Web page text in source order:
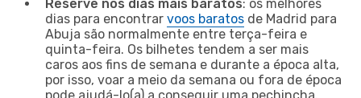
Reserve nos dias mais baratos: os melhores
dias para encontrar voos baratos de Madrid para
Abuja são normalmente entre terça-feira e
quinta-feira. Os bilhetes tendem a ser mais
caros aos fins de semana e durante a época alta,
por isso, voar a meio da semana ou fora de época